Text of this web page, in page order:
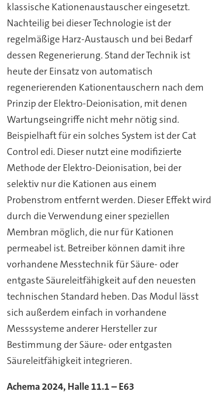
klassische Kationenaustauscher eingesetzt.
Nachteilig bei dieser Technologie ist der
regelmäßige Harz-Austausch und bei Bedarf
dessen Regenerierung. Stand der Technik ist
heute der Einsatz von automatisch
regenerierenden Kationentauschern nach dem
Prinzip der Elektro-Deionisation, mit denen
Wartungseingriffe nicht mehr nötig sind.
Beispielhaft für ein solches System ist der Cat
Control edi. Dieser nutzt eine modifizierte
Methode der Elektro-Deionisation, bei der
selektiv nur die Kationen aus einem
Probenstrom entfernt werden. Dieser Effekt wird
durch die Verwendung einer speziellen
Membran möglich, die nur für Kationen
permeabel ist. Betreiber können damit ihre
vorhandene Messtechnik für Säure- oder
entgaste Säureleitfähigkeit auf den neuesten
technischen Standard heben. Das Modul lässt
sich außerdem einfach in vorhandene
Messsysteme anderer Hersteller zur
Bestimmung der Säure- oder entgasten
Säureleitfähigkeit integrieren.
Achema 2024, Halle 11.1 – E63